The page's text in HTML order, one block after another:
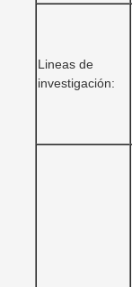
Lineas de
investigación: